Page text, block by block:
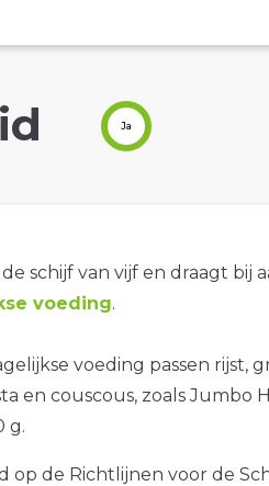
Ja
schijf van vijf en draagt bij
voeding.
voeding passen rijst,
en couscous, zoals Jumbo
g.
op de Richtlijnen voor de